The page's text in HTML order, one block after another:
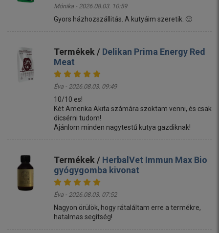
Mónika - 2026.08.03. 10:59
Gyors házhozszállitás. A kutyáim szeretik. 🙂
Termékek / Delikan Prima Energy Red
Meat
Éva - 2026.08.03. 09:49
10/10 es!
Két Amerika Akita számára szoktam venni, és csak
dicsérni tudom!
Ajánlom minden nagytestű kutya gazdiknak!
Termékek / HerbalVet Immun Max Bio
gyógygomba kivonat
Éva - 2026.08.03. 07:52
Nagyon örülök, hogy rátaláltam erre a termékre,
hatalmas segítség!